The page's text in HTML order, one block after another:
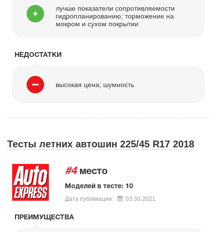
лучше показатели сопротивляемости
гидропланированию; торможение на
мокром и сухом покрытии
НЕДОСТАТКИ
высокая цена; шумность
Тесты летних автошин 225/45 R17 2018
#4 место
Моделей в тесте: 10
Дата публикации: 03.30.2021
ПРЕИМУЩЕСТВА